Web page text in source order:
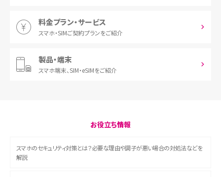
料金プラン・サービス
スマホ・SIMご契約プランをご紹介
製品・端末
スマホ端末、SIM・eSIMをご紹介
お役立ち情報
スマホのセキュリティ対策とは？必要な理由や調子が悪い場合の対処法などを
解説